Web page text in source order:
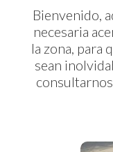
Bienvenido,
necesaria
la zona, para
sean